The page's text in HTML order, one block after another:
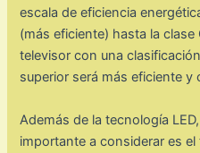
escala de eficiencia
(más eficiente) hasta la
televisor con una
superior será más eficiente y
Además de la tecnología
importante a considerar es